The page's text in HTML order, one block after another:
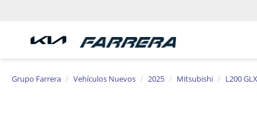
Grupo Farrera Vehículos Nuevos 2025 Mitsubishi L200